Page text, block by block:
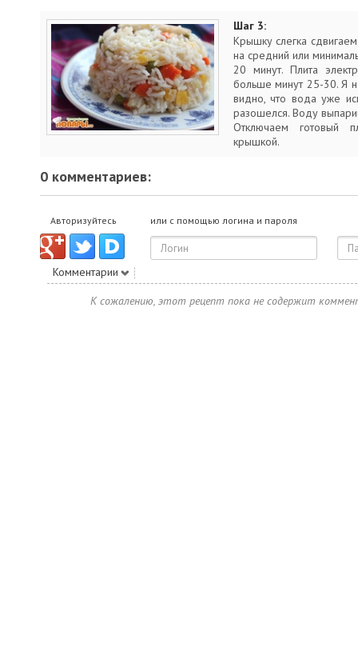
Шаг 3:
Крышку слегка
на средний или
20 минут. Плита
больше минут 25-30. Я
видно, что вода уже
разошелся. Воду
Отключаем готовый
крышкой.
0 комментариев:
Авторизуйтесь или с помощью логина и пароля
Комментарии
К сожалению, этот рецепт пока не содержит